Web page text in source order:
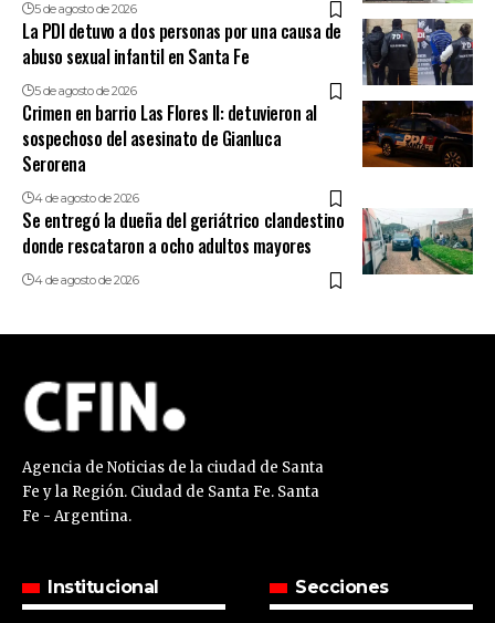
5 de agosto de 2026
La PDI detuvo a dos personas por una causa de
abuso sexual infantil en Santa Fe
5 de agosto de 2026
Crimen en barrio Las Flores II: detuvieron al
sospechoso del asesinato de Gianluca
Serorena
4 de agosto de 2026
Se entregó la dueña del geriátrico clandestino
donde rescataron a ocho adultos mayores
4 de agosto de 2026
Agencia de Noticias de la ciudad de Santa
Fe y la Región. Ciudad de Santa Fe. Santa
Fe - Argentina.
Institucional Secciones